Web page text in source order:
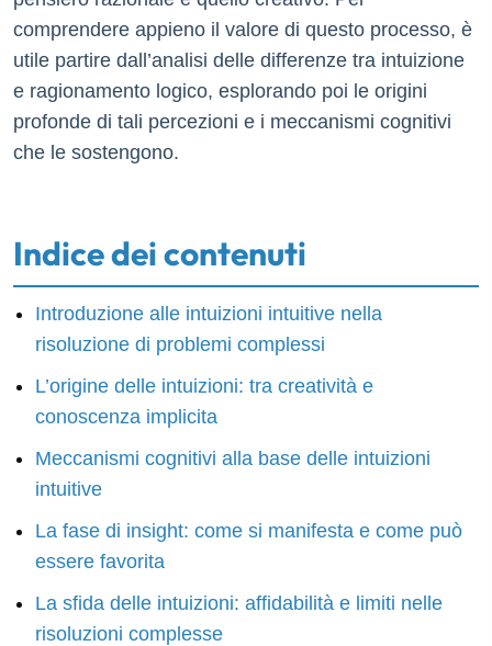
comprendere appieno il valore di questo processo, è
utile partire dall’analisi delle differenze tra intuizione
e ragionamento logico, esplorando poi le origini
profonde di tali percezioni e i meccanismi cognitivi
che le sostengono.
Indice dei contenuti
Introduzione alle intuizioni intuitive nella
risoluzione di problemi complessi
L’origine delle intuizioni: tra creatività e
conoscenza implicita
Meccanismi cognitivi alla base delle intuizioni
intuitive
La fase di insight: come si manifesta e come può
essere favorita
La sfida delle intuizioni: affidabilità e limiti nelle
risoluzioni complesse